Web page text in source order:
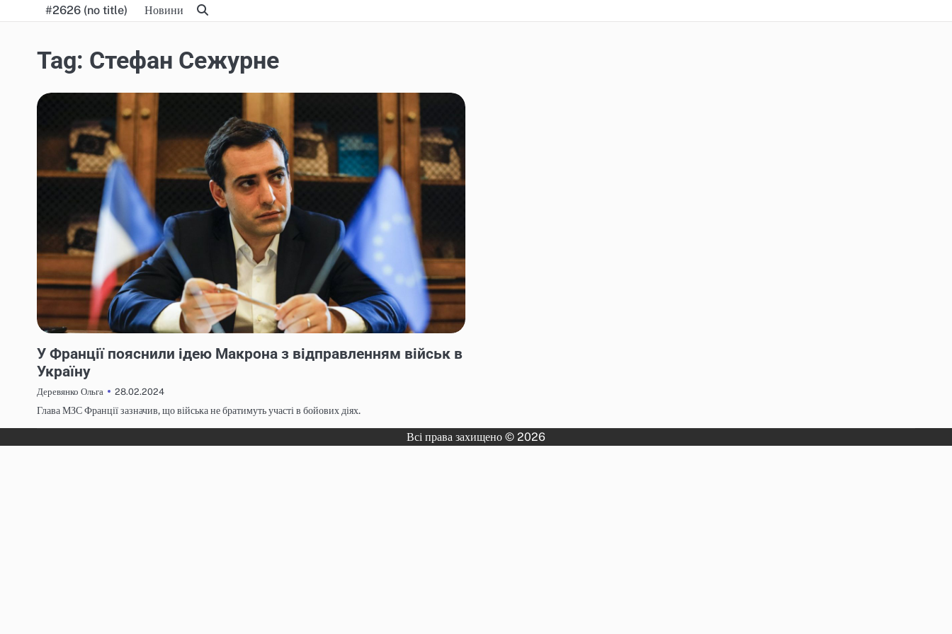
to
#2626 (no title) Новини
Tag: Стефан Сежурне
У Франції пояснили ідею Макрона з відправленням військ в
Україну
Деревянко Ольга 28.02.2024
Глава МЗС Франції зазначив, що війська не братимуть участі в бойових діях.
Всі права захищено © 2026